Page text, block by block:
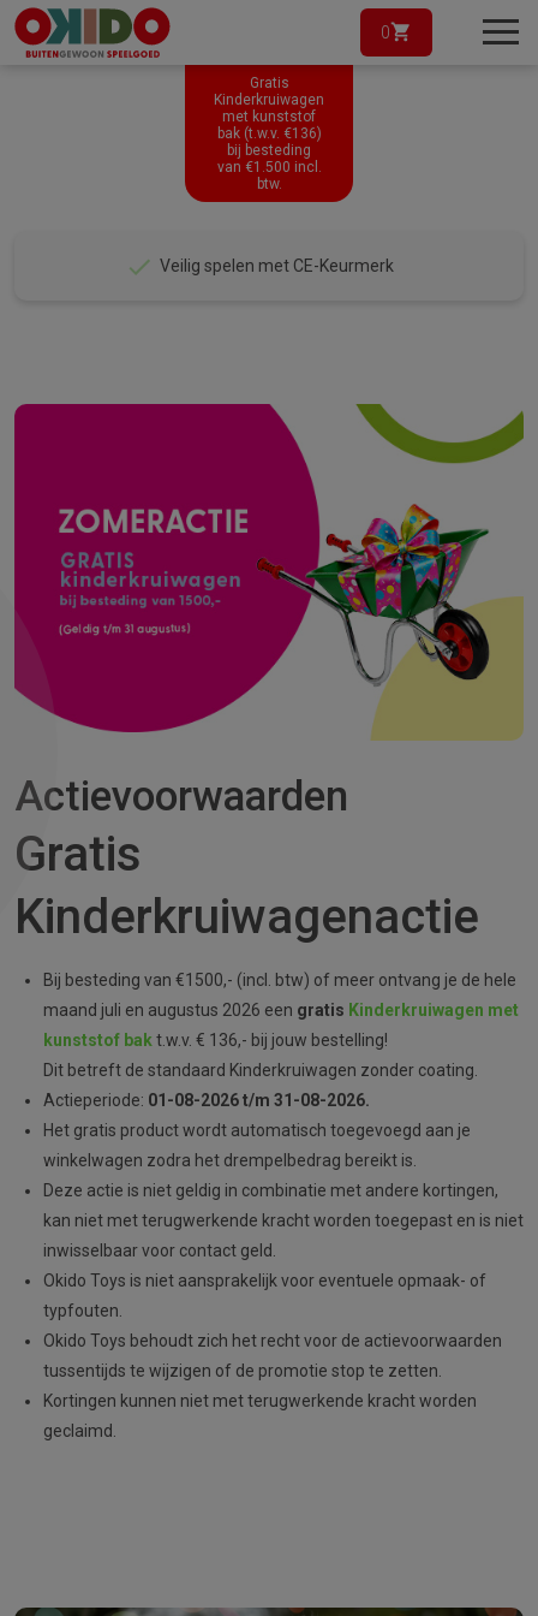
0
Gratis
Kinderkruiwagen
met kunststof
bak (t.w.v. €136)
bij besteding
van €1.500 incl.
btw.
5 jaar garantie
Actievoorwaarden
Gratis
Kinderkruiwagenactie
Bij besteding van €1500,- (incl. btw) of meer ontvang je de hele
maand juli en augustus 2026 een gratis Kinderkruiwagen met
kunststof bak t.w.v. € 136,- bij jouw bestelling!
Dit betreft de standaard Kinderkruiwagen zonder coating.
Actieperiode: 01-08-2026 t/m 31-08-2026.
Het gratis product wordt automatisch toegevoegd aan je
winkelwagen zodra het drempelbedrag bereikt is.
Deze actie is niet geldig in combinatie met andere kortingen,
kan niet met terugwerkende kracht worden toegepast en is niet
inwisselbaar voor contact geld.
Okido Toys is niet aansprakelijk voor eventuele opmaak- of
typfouten.
Okido Toys behoudt zich het recht voor de actievoorwaarden
tussentijds te wijzigen of de promotie stop te zetten.
Kortingen kunnen niet met terugwerkende kracht worden
geclaimd.